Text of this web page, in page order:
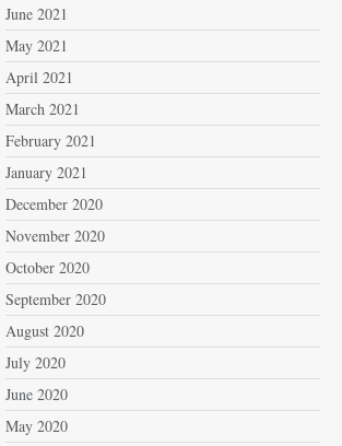
June 2021
May 2021
April 2021
March 2021
February 2021
January 2021
December 2020
November 2020
October 2020
September 2020
August 2020
July 2020
June 2020
May 2020